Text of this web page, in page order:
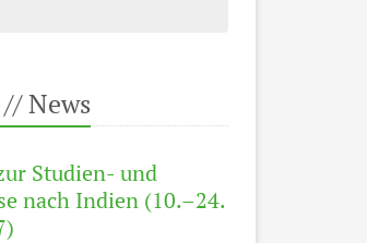
News
Studien- und
nach Indien (10.–24.